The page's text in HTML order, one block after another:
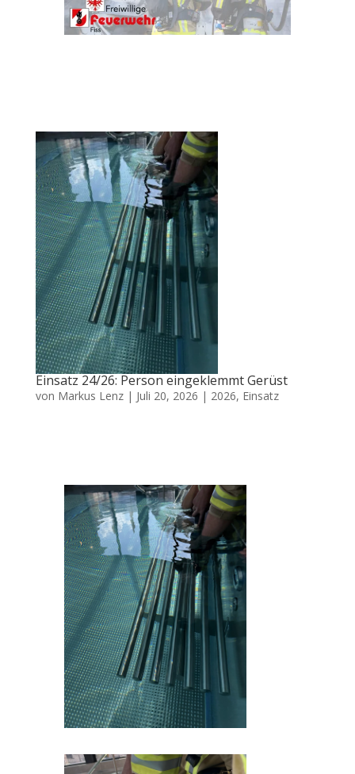
Einsatz 24/26: Person eingeklemmt Gerüst
von Markus Lenz| Juli 20, 2026 | 2026, Einsatz